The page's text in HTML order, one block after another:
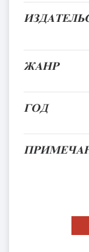
ЖАНР
ГОД